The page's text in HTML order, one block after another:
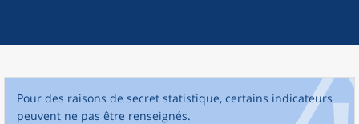
Pour des raisons de secret statistique, certains indicateurs
peuvent ne pas être renseignés.